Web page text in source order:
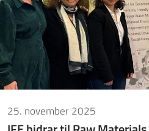
25. november 2025